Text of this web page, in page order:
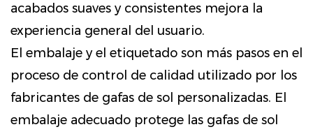
acabados suaves y consistentes mejora la
experiencia general del usuario.
El embalaje y el etiquetado son más pasos en el
proceso de control de calidad utilizado por los
fabricantes de gafas de sol personalizadas. El
embalaje adecuado protege las gafas de sol